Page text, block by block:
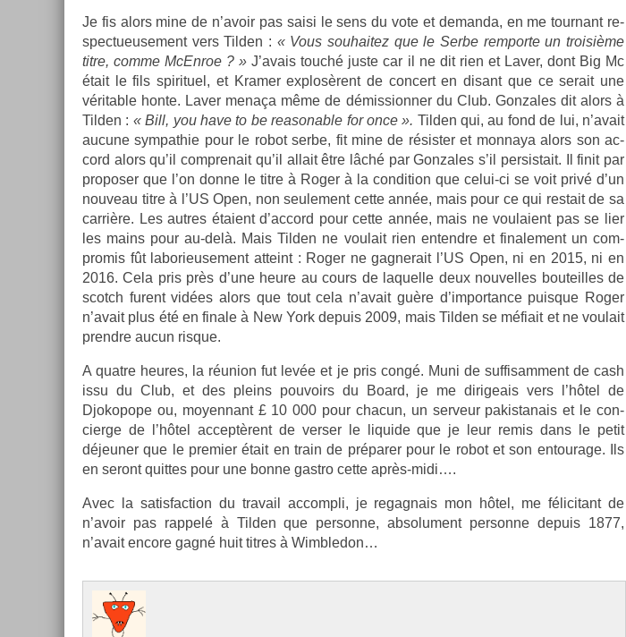
Je fis alors mine de n’avoir pas saisi le sens du vote et de­man­da, en me tour­nant re­
spec­tueuse­ment vers Tild­en : « Vous souhaitez que le Serbe re­mpor­te un troisiè­me
titre, comme McEn­roe ? » J’avais touché juste car il ne dit rien et Laver, dont Big Mc
était le fils spirituel, et Kram­er ex­plosèrent de con­cert en dis­ant que ce serait une
vérit­able honte. Laver menaça même de démis­sionn­er du Club. Gon­zales dit alors à
Tild­en : « Bill, you have to be rea­son­able for once ». Tild­en qui, au fond de lui, n’avait
aucune sym­pat­hie pour le robot serbe, fit mine de résist­er et mon­naya alors son ac­
cord alors qu’il com­prenait qu’il al­lait être lâché par Gon­zales s’il per­sis­tait. Il finit par
pro­pos­er que l’on donne le titre à Roger à la con­di­tion que celui-ci se voit privé d’un
nouveau titre à l’US Open, non seule­ment cette année, mais pour ce qui re­stait de sa
carrière. Les aut­res étaient d’ac­cord pour cette année, mais ne voulaient pas se lier
les mains pour au-delà. Mais Tild­en ne voulait rien en­tendre et fin­ale­ment un com­
promis fût laborieuse­ment at­teint : Roger ne gag­nerait l’US Open, ni en 2015, ni en
2016. Cela pris près d’une heure au cours de laquel­le deux nouvel­les bouteil­les de
scotch furent vidées alors que tout cela n’avait guère d’im­portan­ce puis­que Roger
n’avait plus été en fin­ale à New York de­puis 2009, mais Tild­en se méfiait et ne voulait
pre­ndre aucun ris­que.
A quat­re heures, la réunion fut levée et je pris congé. Muni de suf­fisam­ment de cash
issu du Club, et des pleins pouvoirs du Board, je me di­rigeais vers l’hôtel de
Djokopope ou, moyen­nant £ 10 000 pour chacun, un ser­veur pakis­tanais et le con­
cier­ge de l’hôtel ac­ceptèrent de vers­er le li­quide que je leur remis dans le petit
déjeun­er que le pre­mi­er était en train de préparer pour le robot et son en­tourage. Ils
en seront quit­tes pour une bonne gastro cette après-midi….
Avec la satis­fac­tion du travail ac­compli, je re­gag­nais mon hôtel, me félicitant de
n’avoir pas rap­pelé à Tild­en que per­son­ne, ab­solu­ment per­son­ne de­puis 1877,
n’avait en­core gagné huit tit­res à Wimbledon…